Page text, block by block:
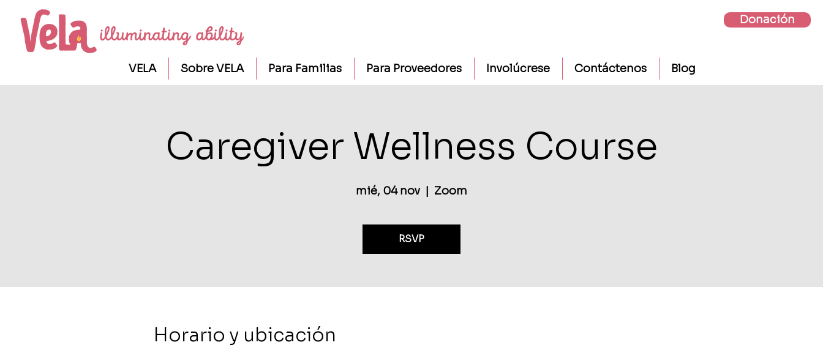
Donación
VELA Sobre VELA Para Familias Para Proveedores Involúcrese Contáctenos Blog
Caregiver Wellness Course
mié, 04 nov
  |
Zoom
RSVP
Horario y ubicación